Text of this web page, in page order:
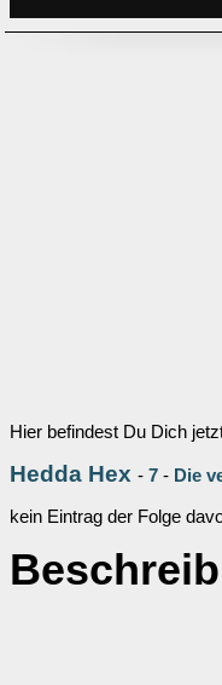
Hier befindest Du Dich
Hedda Hex - 7 - Die
kein Eintrag der Folge